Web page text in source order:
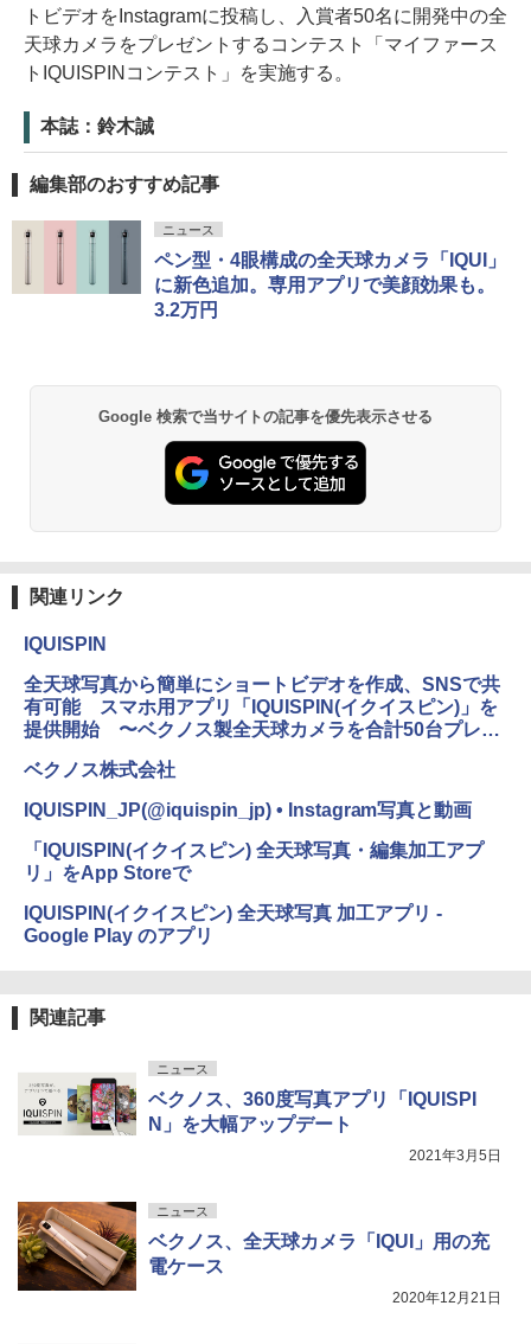
トビデオをInstagramに投稿し、入賞者50名に開発中の全
天球カメラをプレゼントするコンテスト「マイファース
トIQUISPINコンテスト」を実施する。
本誌：鈴木誠
編集部のおすすめ記事
ニュース
ペン型・4眼構成の全天球カメラ「IQUI」
に新色追加。専用アプリで美顔効果も。
3.2万円
Google 検索で当サイトの記事を優先表示させる
関連リンク
IQUISPIN
全天球写真から簡単にショートビデオを作成、SNSで共
有可能 スマホ用アプリ「IQUISPIN(イクイスピン)」を
提供開始 〜ベクノス製全天球カメラを合計50台プレゼ
ベクノス株式会社
IQUISPIN_JP(@iquispin_jp) • Instagram写真と動画
‎「IQUISPIN(イクイスピン) 全天球写真・編集加工アプ
リ」をApp Storeで
IQUISPIN(イクイスピン) 全天球写真 加工アプリ -
Google Play のアプリ
関連記事
ニュース
ベクノス、360度写真アプリ「IQUISPI
N」を大幅アップデート
2021年3月5日
ニュース
ベクノス、全天球カメラ「IQUI」用の充
電ケース
2020年12月21日